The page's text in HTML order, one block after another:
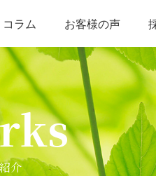
海洋散骨 そ
コラム お客様の声
介